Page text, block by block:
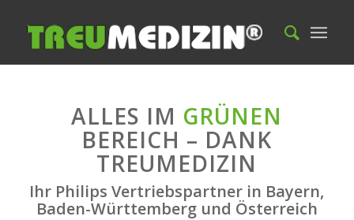
ALLES IM GRÜNEN
BEREICH – DANK
TREUMEDIZIN
Ihr Philips Vertriebspartner in Bayern,
Baden-Württemberg und Österreich